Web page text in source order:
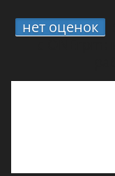
нет оценок